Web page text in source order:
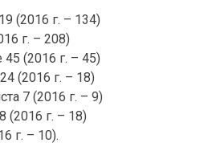
(2016 г. – 134)
г. – 208)
45 (2016 г. – 45)
(2016 г. – 18)
7 (2016 г. – 9)
(2016 г. – 18)
г. – 10).